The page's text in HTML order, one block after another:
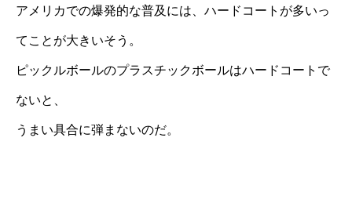
アメリカでの爆発的な普及には、ハードコートが多いっ
てことが大きいそう。
ピックルボールのプラスチックボールはハードコートで
ないと、
うまい具合に弾まないのだ。